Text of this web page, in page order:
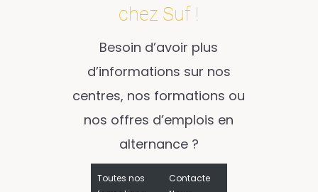
chez Suf !
Besoin d’avoir plus
d’informations sur nos
centres, nos formations ou
nos offres d’emplois en
alternance ?
Toutes nos
Contacte